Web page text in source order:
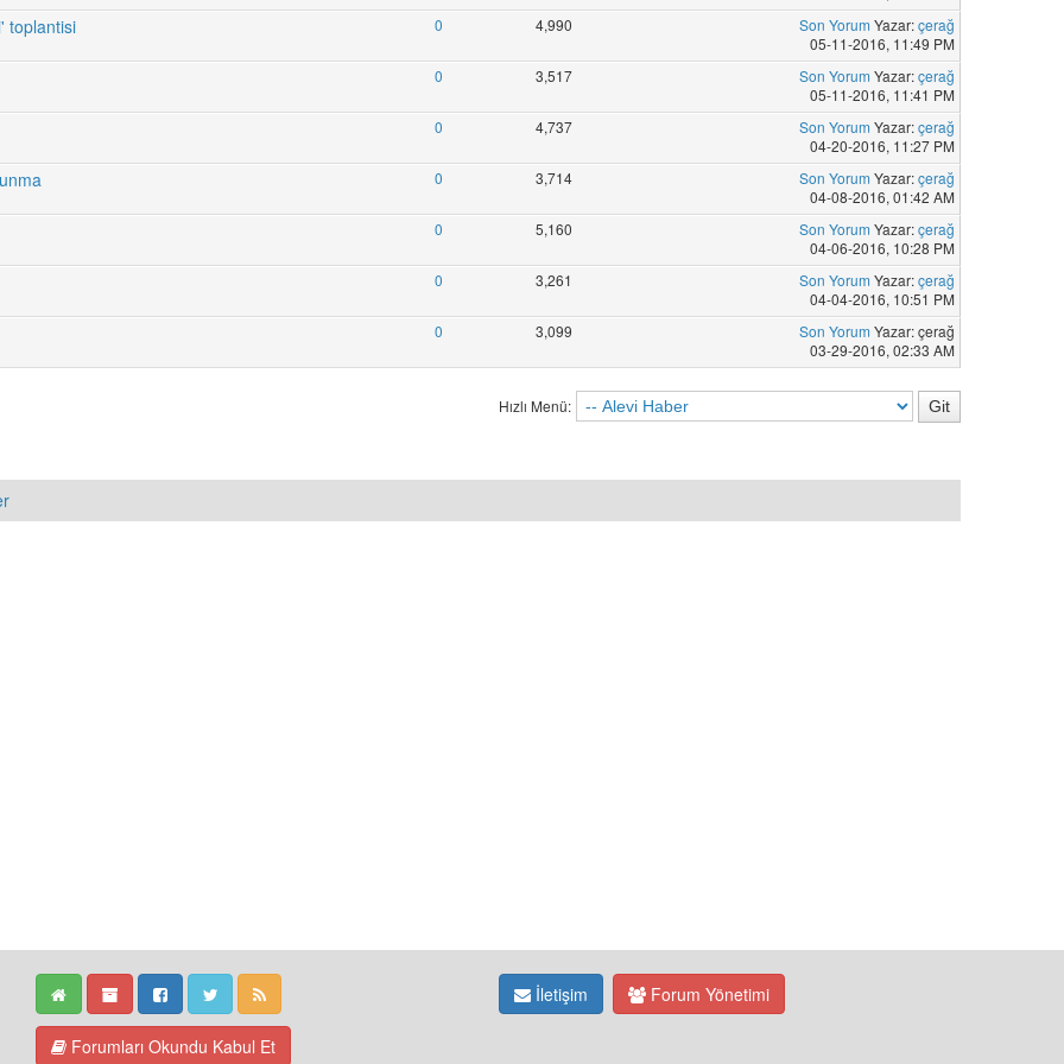
toplantisi 0 4,990 Son Yorum Yazar:çerağ
05-11-2016, 11:49 PM
0 3,517 Son Yorum Yazar:çerağ
05-11-2016, 11:41 PM
0 4,737 Son Yorum Yazar:çerağ
04-20-2016, 11:27 PM
0 3,714 Son Yorum Yazar:çerağ
04-08-2016, 01:42 AM
0 5,160 Son Yorum Yazar:çerağ
04-06-2016, 10:28 PM
0 3,261 Son Yorum Yazar:çerağ
04-04-2016, 10:51 PM
0 3,099 Son Yorum Yazar: çerağ
03-29-2016, 02:33 AM
Hızlı Menü:
Forumları Okundu Kabul Et
İletişim Forum Yönetimi